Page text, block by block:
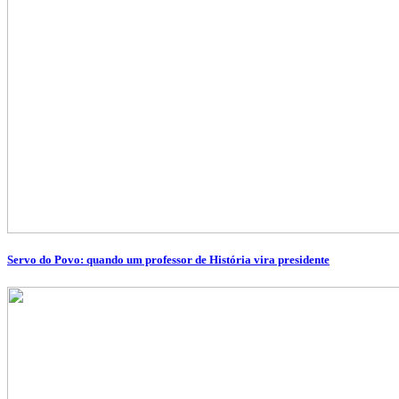
Servo do Povo: quando um professor de História vira presidente